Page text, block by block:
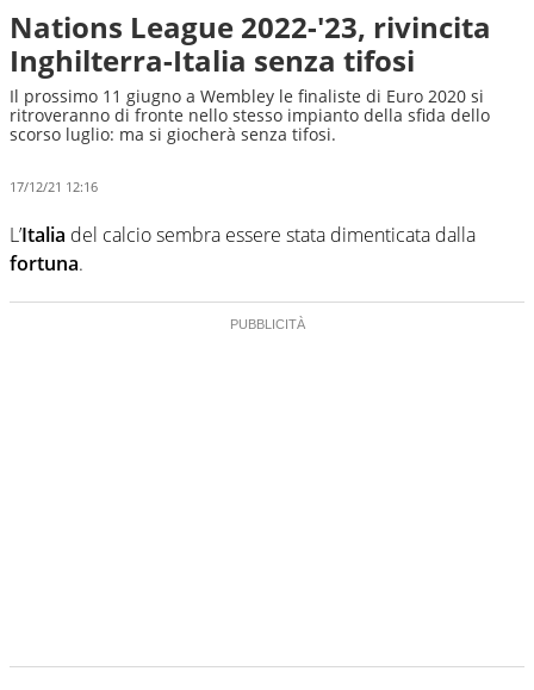
Nations League 2022-'23, rivincita
Inghilterra-Italia senza tifosi
Il prossimo 11 giugno a Wembley le finaliste di Euro 2020 si
ritroveranno di fronte nello stesso impianto della sfida dello
scorso luglio: ma si giocherà senza tifosi.
17/12/21 12:16
L’Italia del calcio sembra essere stata dimenticata dalla
fortuna.